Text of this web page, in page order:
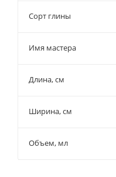
Сорт глины
Имя мастера
Длина, см
Ширина, см
Объем, мл